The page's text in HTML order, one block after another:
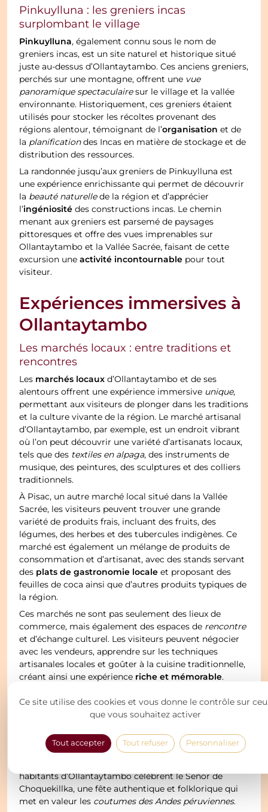
Pinkuylluna : les greniers incas
surplombant le village
Pinkuylluna, également connu sous le nom de
greniers incas, est un site naturel et historique situé
juste au-dessus d’Ollantaytambo. Ces anciens greniers,
perchés sur une montagne, offrent une vue
panoramique spectaculairesur le village et la vallée
environnante. Historiquement, ces greniers étaient
utilisés pour stocker les récoltes provenant des
régions alentour, témoignant de l’organisation et de
la planificationdes Incas en matière de stockage et de
distribution des ressources.
La randonnée jusqu’aux greniers de Pinkuylluna est
une expérience enrichissante qui permet de découvrir
la beauté naturellede la région et d’apprécier
l’ingéniosité des constructions incas. Le chemin
menant aux greniers est parsemé de paysages
pittoresques et offre des vues imprenables sur
Ollantaytambo et la Vallée Sacrée, faisant de cette
excursion uneactivité incontournable pour tout
visiteur.
Expériences immersives à
Ollantaytambo
Les marchés locaux : entre traditions et
rencontres
Les marchés locaux d’Ollantaytambo et de ses
alentours offrent une expérience immersive unique,
permettant aux visiteurs de plonger dans les traditions
et la culture vivante de la région. Le marché artisanal
d’Ollantaytambo, par exemple, est un endroit vibrant
où l’on peut découvrir une variété d’artisanats locaux,
tels que des textiles en alpaga, des instruments de
musique, des peintures, des sculptures et des colliers
traditionnels.
À Pisac, un autre marché local situé dans la Vallée
Sacrée, les visiteurs peuvent trouver une grande
variété de produits frais, incluant des fruits, des
légumes, des herbes et des tubercules indigènes. Ce
marché est également un mélange de produits de
consommation et d’artisanat, avec des stands servant
des plats de gastronomie locale et proposant des
feuilles de coca ainsi que d’autres produits typiques de
la région.
Ces marchés ne sont pas seulement des lieux de
commerce, mais également des espaces de rencontre
et d’échange culturel. Les visiteurs peuvent négocier
avec les vendeurs, apprendre sur les techniques
artisanales locales et goûter à la cuisine traditionnelle,
créant ainsi une expérience riche et mémorable.
Les festivités : plongée dans la culture
vivante d’Ollantaytambo
festivités vibranteset colorées, qui offrent une
plongée profonde dans la culture vivante de la région.
habitants d’Ollantaytambo célèbrent le Señor de
Choquekillka, une fête authentique et folklorique qui
met en valeur les coutumes des Andes péruviennes.
Ce site utilise des cookies et vous donne le contrôle sur
que vous souhaitez activer
Tout accepter Tout refuser Personnaliser